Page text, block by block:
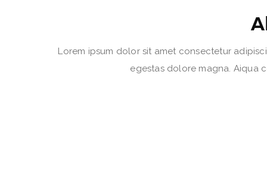
Lorem ipsum dolor sit amet consectetur
egestas dolore magna. Aiqua